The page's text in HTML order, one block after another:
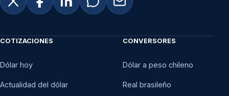
COTIZACIONES
Dólar hoy
Actualidad del dólar
CONVERSORES
Dólar a peso chileno
Real brasileño